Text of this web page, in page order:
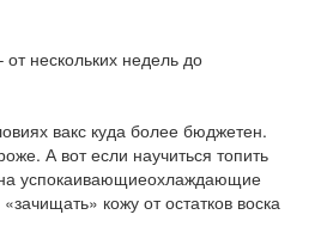
нескольких недель до
вакс куда более бюджетен.
А вот если научиться топить
на успокаивающиеохлаждающие
кожу от остатков воска